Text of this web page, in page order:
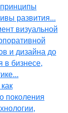
принципы
развития...
визуальной
и дизайна до
в бизнесе,
поколения